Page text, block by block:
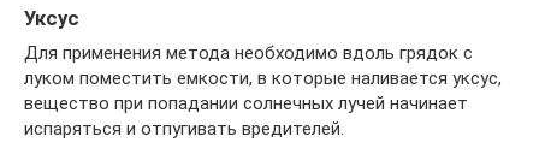
Уксус
Для применения метода необходимо вдоль грядок с
луком поместить емкости, в которые наливается уксус,
вещество при попадании солнечных лучей начинает
испаряться и отпугивать вредителей.